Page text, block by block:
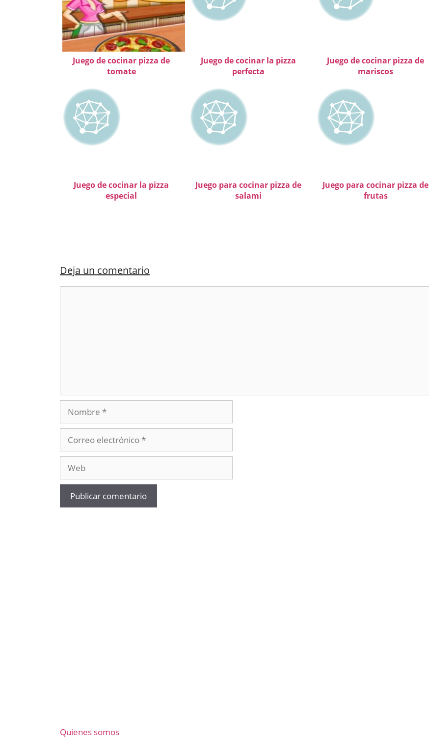
Juego de cocinar pizza de
tomate
Juego de cocinar la pizza
perfecta
Juego de cocinar pizza de
mariscos
Juego de cocinar la pizza
especial
Juego para cocinar pizza de
salami
Juego para cocinar pizza de
frutas
Deja un comentario
Nombre
electrónico
Quienes somos